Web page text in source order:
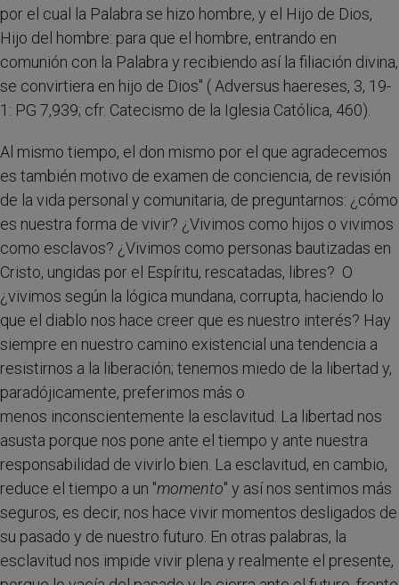
por el cual la Palabra se hizo hombre, y el Hijo de Dios,
Hijo del hombre: para que el hombre, entrando en
comunión con la Palabra y recibiendo así la filiación divina,
se convirtiera en hijo de Dios" ( Adversus haereses, 3, 19-
1: PG 7,939; cfr. Catecismo de la Iglesia Católica, 460).
Al mismo tiempo, el don mismo por el que agradecemos
es también motivo de examen de conciencia, de revisión
de la vida personal y comunitaria, de preguntarnos: ¿cómo
es nuestra forma de vivir? ¿Vivimos como hijos o vivimos
como esclavos? ¿Vivimos como personas bautizadas en
Cristo, ungidas por el Espíritu, rescatadas, libres? O
¿vivimos según la lógica mundana, corrupta, haciendo lo
que el diablo nos hace creer que es nuestro interés? Hay
siempre en nuestro camino existencial una tendencia a
resistirnos a la liberación; tenemos miedo de la libertad y,
paradójicamente, preferimos más o
menos inconscientemente la esclavitud. La libertad nos
asusta porque nos pone ante el tiempo y ante nuestra
responsabilidad de vivirlo bien. La esclavitud, en cambio,
reduce el tiempo a un "momento" y así nos sentimos más
seguros, es decir, nos hace vivir momentos desligados de
su pasado y de nuestro futuro. En otras palabras, la
esclavitud nos impide vivir plena y realmente el presente,